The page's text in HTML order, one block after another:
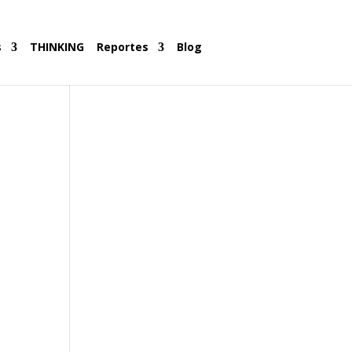
THINKING Reportes Blog